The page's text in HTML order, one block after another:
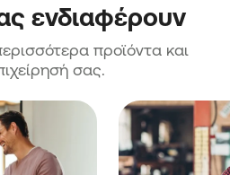
ενδιαφέρουν
προϊόντα και
σας.